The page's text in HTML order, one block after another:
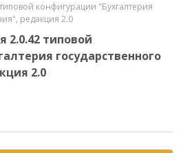
конфигурации "Бухгалтерия
редакция 2.0
2.0.42 типовой
государственного
2.0